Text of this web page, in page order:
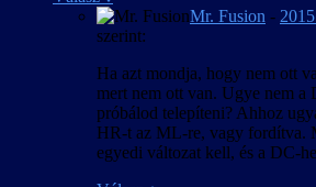
Mr. Fusion -
szerint:
Ha azt mondja, hogy nem ott
mert nem ott van. Ugye nem a
próbálod telepíteni? Ahhoz
HR-t az ML-re, vagy fordítva.
egyedi változat kell, és a DC-